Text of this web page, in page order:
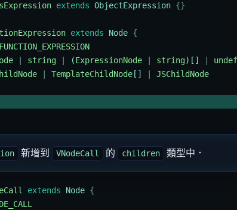
extends ObjectExpression {}
extends Node {
string (ExpressionNode string)[]
TemplateChildNode []
JSChildNode
新增到 VNodeCall 的 children 類型中．
extends Node {